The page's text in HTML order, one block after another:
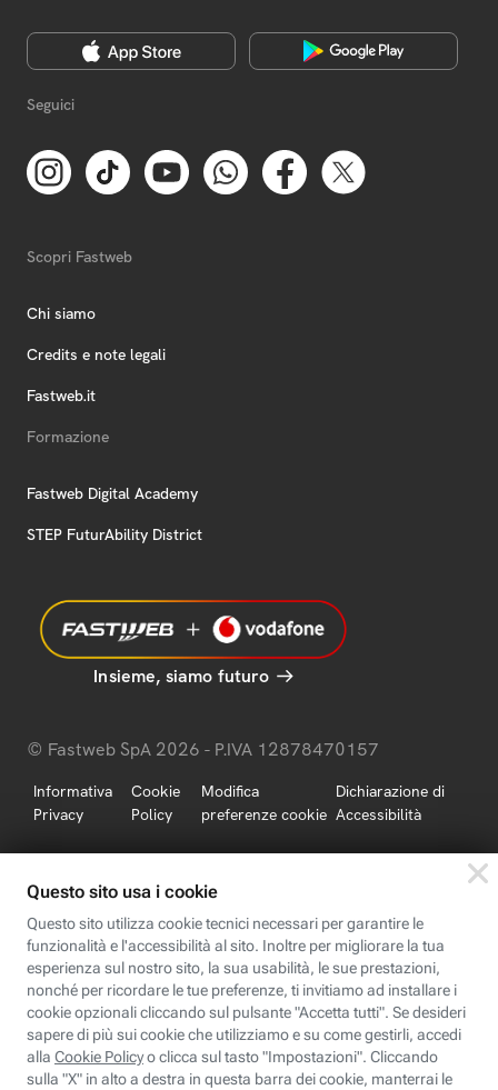
Seguici
Scopri Fastweb
Chi siamo
Credits e note legali
Fastweb.it
Formazione
Fastweb Digital Academy
STEP FuturAbility District
Insieme, siamo futuro
© Fastweb SpA 2026 - P.IVA 12878470157
Informativa
Privacy
Cookie
Policy
Modifica
preferenze cookie
Dichiarazione di
Accessibilità